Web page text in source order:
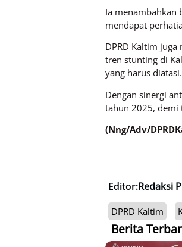
Ia menambahkan
mendapat
DPRD Kaltim
tren stunting di
yang harus diatasi.
Dengan sinergi
tahun 2025, demi
(Nng/Adv/
Editor:Redaksi
DPRD Kaltim
Berita